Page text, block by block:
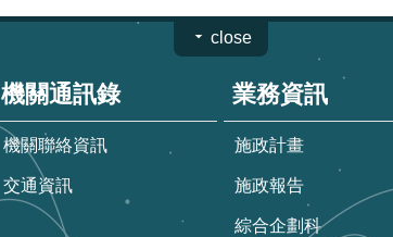
close
機關通訊錄
機關聯絡資訊
交通資訊
業務資訊
施政計畫
施政報告
綜合企劃科